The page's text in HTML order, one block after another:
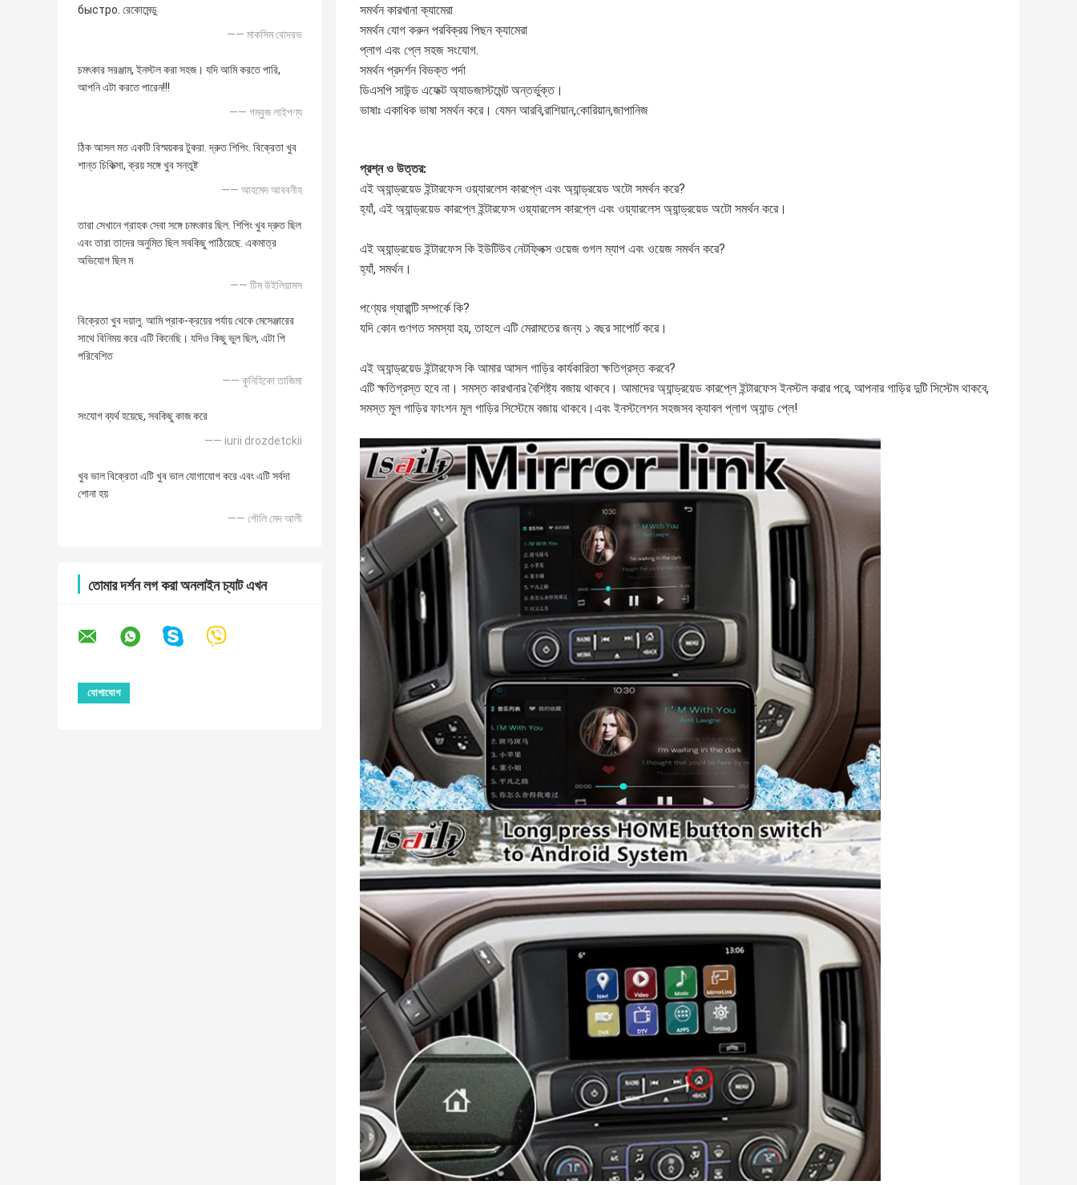
быстро. রেকোমেন্ডু
—— মাকসিম বোদরভ
চমৎকার সরঞ্জাম, ইনস্টল করা সহজ। যদি আমি করতে পারি,
আপনি এটা করতে পারেন!!!
—— গম্বুজ লাইপণ্য
ঠিক আসল মত একটি বিস্ময়কর টুকরা. দ্রুত শিপিং. বিক্রেতা খুব
শান্ত চিকিত্সা, ক্রয় সঙ্গে খুব সন্তুষ্ট
—— আহমেদ আববনীহ
তারা সেখানে গ্রাহক সেবা সঙ্গে চমৎকার ছিল. শিপিং খুব দ্রুত ছিল
এবং তারা তাদের অনুমিত ছিল সবকিছু পাঠিয়েছে. একমাত্র
অভিযোগ ছিল ম
—— টিম উইলিয়ামস
বিক্রেতা খুব দয়ালু. আমি প্রাক-ক্রয়ের পর্যায় থেকে মেসেঞ্জারের
সাথে বিনিময় করে এটি কিনেছি। যদিও কিছু ভুল ছিল, এটা পি
পরিবেশিত
—— কুনিহিকো তাজিমা
সংযোগ ব্যর্থ হয়েছে, সবকিছু কাজ করে
—— iurii drozdetckii
খুব ভাল বিক্রেতা এটি খুব ভাল যোগাযোগ করে এবং এটি সর্বদা
শোনা হয়
—— গৌলি মেদ আলী
তোমার দর্শন লগ করা অনলাইন চ্যাট এখন
সমর্থন কারখানা ক্যামেরা
সমর্থন যোগ করুন পরবিক্রয় পিছন ক্যামেরা
প্লাগ এবং প্লে সহজ সংযোগ.
সমর্থন প্রদর্শন বিভক্ত পর্দা
ডিএসপি সাউন্ড এফেক্ট অ্যাডজাস্টমেন্ট অন্তর্ভুক্ত।
ভাষাঃ একাধিক ভাষা সমর্থন করে। যেমন আরবি,রাশিয়ান,কোরিয়ান,জাপানিজ
প্রশ্ন ও উত্তর:
এই অ্যান্ড্রয়েড ইন্টারফেস ওয়্যারলেস কারপ্লে এবং অ্যান্ড্রয়েড অটো সমর্থন করে?
হ্যাঁ, এই অ্যান্ড্রয়েড কারপ্লে ইন্টারফেস ওয়্যারলেস কারপ্লে এবং ওয়্যারলেস অ্যান্ড্রয়েড অটো সমর্থন করে।
এই অ্যান্ড্রয়েড ইন্টারফেস কি ইউটিউব নেটফ্লিক্স ওয়েজ গুগল ম্যাপ এবং ওয়েজ সমর্থন করে?
হ্যাঁ, সমর্থন।
পণ্যের গ্যারান্টি সম্পর্কে কি?
যদি কোন গুণগত সমস্যা হয়, তাহলে এটি মেরামতের জন্য ১ বছর সাপোর্ট করে।
এই অ্যান্ড্রয়েড ইন্টারফেস কি আমার আসল গাড়ির কার্যকারিতা ক্ষতিগ্রস্ত করবে?
এটি ক্ষতিগ্রস্ত হবে না। সমস্ত কারখানার বৈশিষ্ট্য বজায় থাকবে। আমাদের অ্যান্ড্রয়েড কারপ্লে ইন্টারফেস ইনস্টল করার পরে, আপনার গাড়ির দুটি সিস্টেম থাকবে,
সমস্ত মূল গাড়ির ফাংশন মূল গাড়ির সিস্টেমে বজায় থাকবে।এবং ইনস্টলেশন সহজসব ক্যাবল প্লাগ অ্যান্ড প্লে!